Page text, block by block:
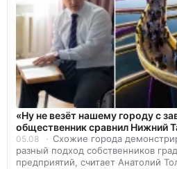
«Ну не везёт нашему городу с
общественник сравнил Нижний
05.08
Схожие города
разный подход собственников
предприятий, считает Анатолий